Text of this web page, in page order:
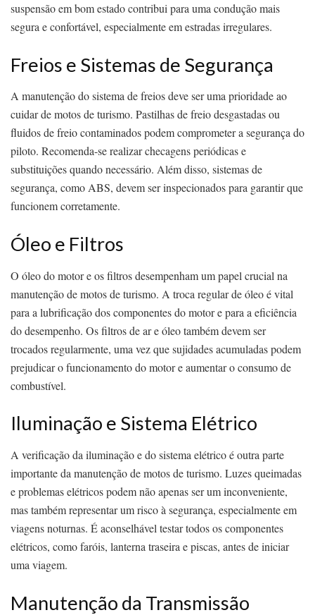
suspensão em bom estado contribui para uma condução mais
segura e confortável, especialmente em estradas irregulares.
Freios e Sistemas de Segurança
A manutenção do sistema de freios deve ser uma prioridade ao
cuidar de motos de turismo. Pastilhas de freio desgastadas ou
fluidos de freio contaminados podem comprometer a segurança do
piloto. Recomenda-se realizar checagens periódicas e
substituições quando necessário. Além disso, sistemas de
segurança, como ABS, devem ser inspecionados para garantir que
funcionem corretamente.
Óleo e Filtros
O óleo do motor e os filtros desempenham um papel crucial na
manutenção de motos de turismo. A troca regular de óleo é vital
para a lubrificação dos componentes do motor e para a eficiência
do desempenho. Os filtros de ar e óleo também devem ser
trocados regularmente, uma vez que sujidades acumuladas podem
prejudicar o funcionamento do motor e aumentar o consumo de
combustível.
Iluminação e Sistema Elétrico
A verificação da iluminação e do sistema elétrico é outra parte
importante da manutenção de motos de turismo. Luzes queimadas
e problemas elétricos podem não apenas ser um inconveniente,
mas também representar um risco à segurança, especialmente em
viagens noturnas. É aconselhável testar todos os componentes
elétricos, como faróis, lanterna traseira e piscas, antes de iniciar
uma viagem.
Manutenção da Transmissão